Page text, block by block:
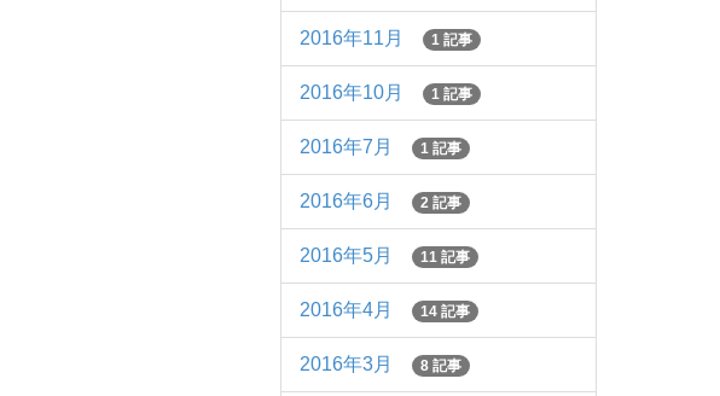
2016年11月 1 記事
2016年10月 1 記事
2016年7月 1 記事
2016年6月 2 記事
2016年5月 11 記事
2016年4月 14 記事
2016年3月 8 記事